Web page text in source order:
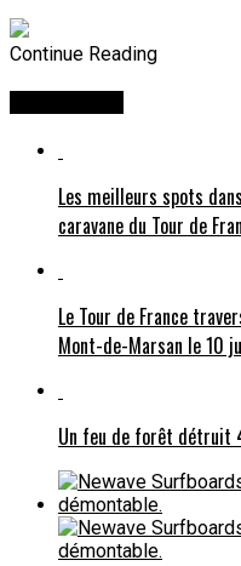
Continue Reading
Les meilleurs spots
caravane du Tour de
Le Tour de France
Mont-de-Marsan le 10
Un feu de forêt détruit